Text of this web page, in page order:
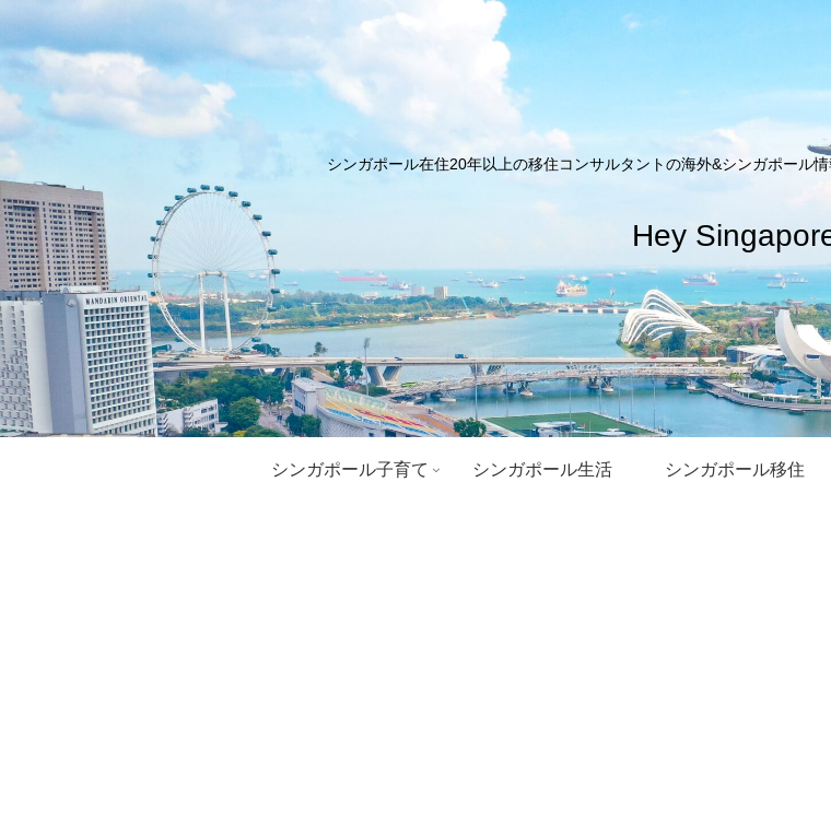
シンガポール在住20年以上の移住コンサルタントの海外&シンガポール
Hey
シンガポール子育て シンガポール生活 シンガポール移住